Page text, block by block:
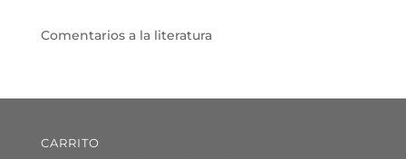
Comentarios a la literatura
CARRITO